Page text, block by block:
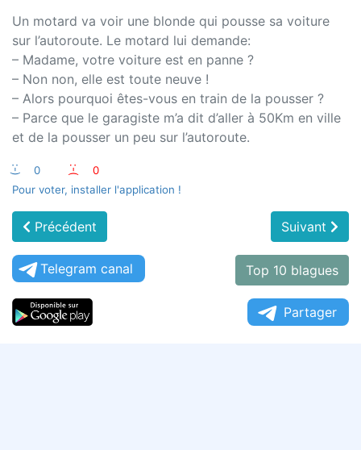
Un motard va voir une blonde qui pousse sa voiture
sur l’autoroute. Le motard lui demande:
– Madame, votre voiture est en panne ?
– Non non, elle est toute neuve !
– Alors pourquoi êtes-vous en train de la pousser ?
– Parce que le garagiste m’a dit d’aller à 50Km en ville
et de la pousser un peu sur l’autoroute.
:-) 0 :-(
0
Pour voter, installer l'application !
Précédent Suivant
Telegram canal Top 10 blagues
Partager